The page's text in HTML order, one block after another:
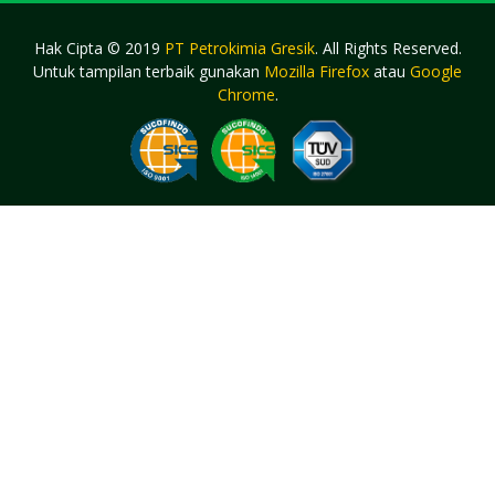
Hak Cipta © 2019 PT Petrokimia Gresik. All Rights Reserved.
Untuk tampilan terbaik gunakan Mozilla Firefox atau Google
Chrome.